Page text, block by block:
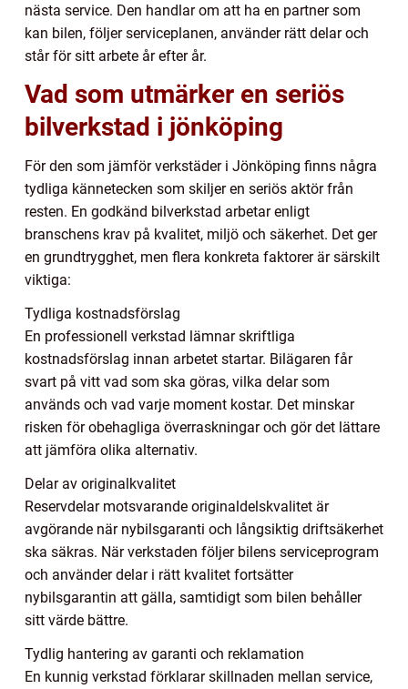
nästa service. Den handlar om att ha en partner som
kan bilen, följer serviceplanen, använder rätt delar och
står för sitt arbete år efter år.
Vad som utmärker en seriös
bilverkstad i jönköping
För den som jämför verkstäder i Jönköping finns några
tydliga kännetecken som skiljer en seriös aktör från
resten. En godkänd bilverkstad arbetar enligt
branschens krav på kvalitet, miljö och säkerhet. Det ger
en grundtrygghet, men flera konkreta faktorer är särskilt
viktiga:
Tydliga kostnadsförslag
En professionell verkstad lämnar skriftliga
kostnadsförslag innan arbetet startar. Bilägaren får
svart på vitt vad som ska göras, vilka delar som
används och vad varje moment kostar. Det minskar
risken för obehagliga överraskningar och gör det lättare
att jämföra olika alternativ.
Delar av originalkvalitet
Reservdelar motsvarande originaldelskvalitet är
avgörande när nybilsgaranti och långsiktig driftsäkerhet
ska säkras. När verkstaden följer bilens serviceprogram
och använder delar i rätt kvalitet fortsätter
nybilsgarantin att gälla, samtidigt som bilen behåller
sitt värde bättre.
Tydlig hantering av garanti och reklamation
En kunnig verkstad förklarar skillnaden mellan service,